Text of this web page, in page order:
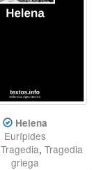
Helena
Eurípides
Tragedia, Tragedia
griega